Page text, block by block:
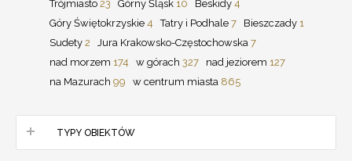
Trójmiasto 23 Górny Śląsk 10 Beskidy 4
Góry Świętokrzyskie 4 Tatry i Podhale 7 Bieszczady 1
Sudety 2 Jura Krakowsko-Częstochowska 7
nad morzem 174 w górach 327 nad jeziorem 127
na Mazurach 99 w centrum miasta 865
TYPY OBIEKTÓW